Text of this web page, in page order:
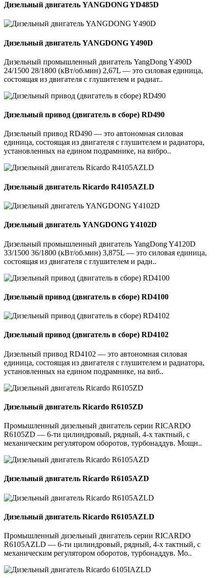
Дизельный двигатель YANGDONG YD485D
Дизельный двигатель YANGDONG Y490D
Дизельный промышленный двигатель YangDong Y490D
24/1500 28/1800 (кВт/об.мин) 2,67L — это силовая единица,
состоящая из двигателя с глушителем и радиат..
Дизельный привод (двигатель в сборе) RD490
Дизельный привод RD490 — это автономная силовая
единица, состоящая из двигателя с глушителем и радиатора,
установленных на едином подрамнике, на вибро..
Дизельный двигатель Ricardo R4105AZLD
Дизельный двигатель YANGDONG Y4102D
Дизельный промышленный двигатель YangDong Y4120D
33/1500 36/1800 (кВт/об.мин) 3,875L — это силовая единица,
состоящая из двигателя с глушителем и ради..
Дизельный привод (двигатель в сборе) RD4100
Дизельный привод (двигатель в сборе) RD4102
Дизельный привод RD4102 — это автономная силовая
единица, состоящая из двигателя с глушителем и радиатора,
установленных на едином подрамнике, на виб..
Дизельный двигатель Ricardo R6105ZD
Промышленный дизельный двигатель серии RICARDO
R6105ZD — 6-ти цилиндровый, рядный, 4-х тактный, с
механическим регулятором оборотов, турбонаддув. Мощн..
Дизельный двигатель Ricardo R6105AZD
Дизельный двигатель Ricardo R6105AZLD
Промышленный дизельный двигатель серии RICARDO
R6105AZLD — 6-ти цилиндровый, рядный, 4-х тактный, с
механическим регулятором оборотов, турбонаддув. Мо..